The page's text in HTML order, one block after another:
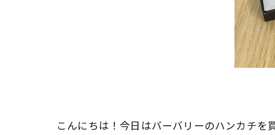
こんにちは！今日はバーバリーのハンカチ